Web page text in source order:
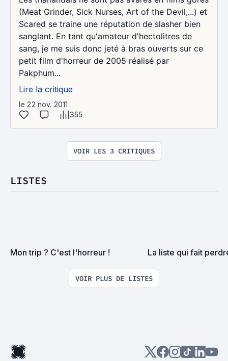
(Meat Grinder, Sick Nurses, Art of the Devil,...) et
Scared se traine une réputation de slasher bien
sanglant. En tant qu'amateur d'hectolitres de
sang, je me suis donc jeté à bras ouverts sur ce
petit film d'horreur de 2005 réalisé par
Pakphum...
Lire la critique
le 22 nov. 2011
355
VOIR LES 3 CRITIQUES
LISTES
Mon trip ? C'est l'horreur ! La liste qui fait
VOIR PLUS DE LISTES